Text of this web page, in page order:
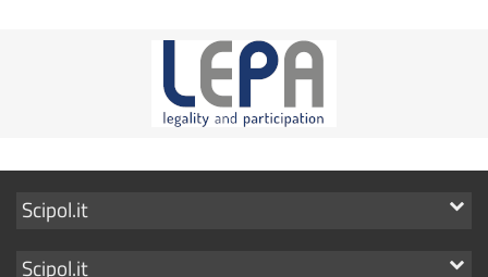
Mostra
Scipol.it
Mostra
Scipol.it